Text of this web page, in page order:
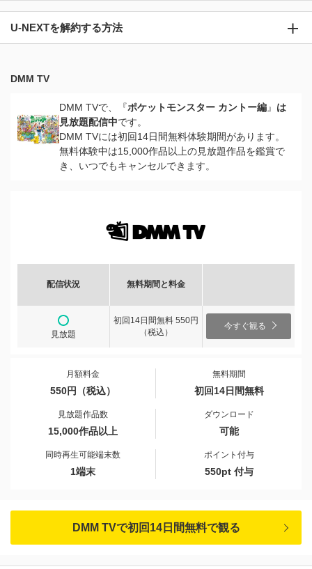
U-NEXTを解約する方法
DMM TV
DMM TVで、『ポケットモンスター カントー編』 は
見放題配信中です。
DMM TVには初回14日間無料体験期間があります。
無料体験中は15,000作品以上の見放題作品を鑑賞で
き、いつでもキャンセルできます。
配信状況 無料期間と料金
見放題
初回14日間無料 550円
（税込）
今すぐ観る
月額料金
550円（税込）
無料期間
初回14日間無料
見放題作品数
15,000作品以上
ダウンロード
可能
同時再生可能端末数
1端末
ポイント付与
550pt 付与
DMM TVで初回14日間無料で観る